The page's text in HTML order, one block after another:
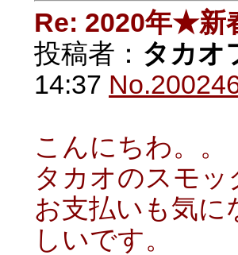
Re: 2020年★新
投稿者： タカオ
14:37
こんにちわ。。
タカオのスモ
お支払いも気に
しいです。